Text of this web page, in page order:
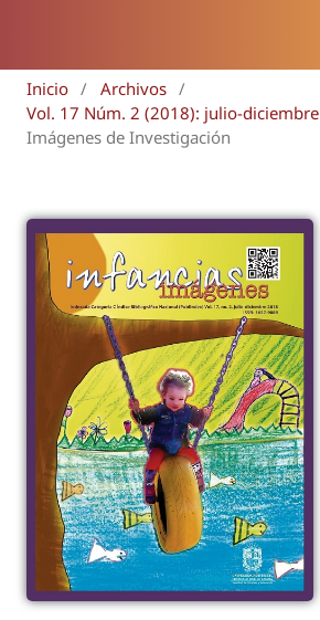
Inicio / Archivos /
Vol. 17 Núm. 2 (2018): julio-diciembre
Imágenes de Investigación